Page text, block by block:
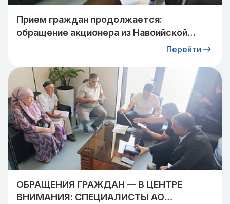
Прием граждан продолжается:
обращение акционера из Навоийской
Перейти
ОБРАЩЕНИЯ ГРАЖДАН — В ЦЕНТРЕ
ВНИМАНИЯ: СПЕЦИАЛИСТЫ АО